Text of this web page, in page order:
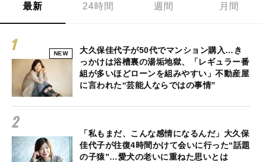
最新 24時間 週間 月間
NEW
大久保佳代子が50代でマンション購入…き
っかけは浴槽裏の湯垢地獄、「レギュラー番
組が多いほどローンを組みやすい」不動産屋
に言われた“芸能人ならではの事情”
「私もまだ、こんな感情になるんだ」大久保
佳代子が往復4時間かけて会いに行った“話題
の子猿”…愛犬の老いに重ねた思いとは